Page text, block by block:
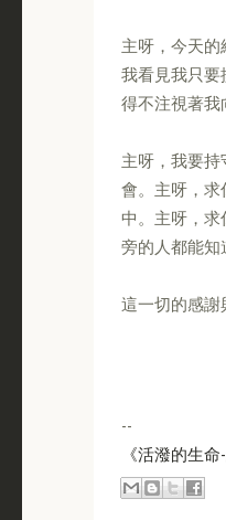
主呀，今天
我看見我只要
得不注視著我
主呀，我要
會。主呀，求
中。主呀，求
旁的人都能知
這一切的感謝
--
《活潑的生命